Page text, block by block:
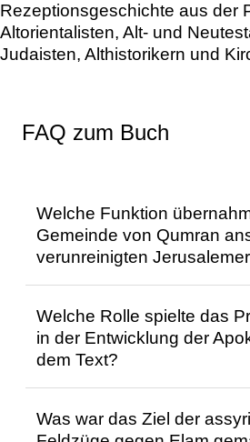
Rezeptionsgeschichte aus der
Altorientalisten, Alt- und
Judaisten, Althistorikern und
FAQ zum Buch
Welche Funktion
Gemeinde von Qumran
verunreinigten
als Tempel, der durch
vollkommenen Wandel die
sich und das Land Israel
war.
Welche Rolle spielte das
in der Entwicklung der
dem Text?
astronomische Wissen in
Was war das Ziel der